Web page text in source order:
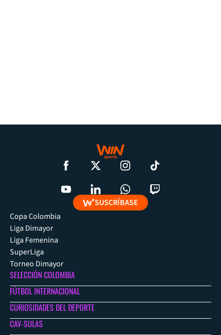
SUSCRÍBASE
Copa Colombia
Liga Dimayor
Liga Femenina
SuperLiga
Torneo Dimayor
SELECCIÓN COLOMBIA
FÚTBOL INTERNACIONAL
CURIOSIDADES DEL DEPORTE
CAV-SULAS